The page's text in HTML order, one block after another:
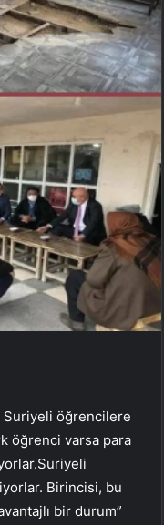
Suriyeli öğrencilere
öğrenci varsa para
Birincisi, bu
bir durum”